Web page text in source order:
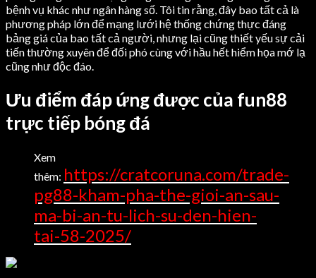
bệnh vụ khác như ngân hàng số. Tôi tin rằng, đây bao tất cả là
phương pháp lớn để mạng lưới hệ thống chứng thực đáng
bảng giá của bao tất cả người, nhưng lại cũng thiết yếu sự cải
tiến thường xuyên để đối phó cùng với hầu hết hiểm họa mớ lạ
cũng như độc đáo.
Ưu điểm đáp ứng được của fun88
trực tiếp bóng đá
Xem
thêm: https://cratcoruna.com/trade-
pg88-kham-pha-the-gioi-an-sau-
ma-bi-an-tu-lich-su-den-hien-
tai-58-2025/